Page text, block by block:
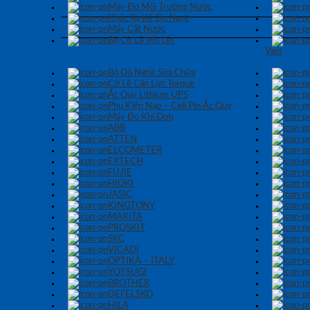
Máy Đo Môi Trường Nước
Khúc Xạ Kế Đo Ngọt
Máy Cất Nước
Bộ Cờ Lê Mỏ Lết
Vam
Bộ Đồ Nghề Sửa Chữa
Cờ Lê Cân Lực Torque
Ắc Quy Lithium UPS
Phụ Kiện Nạp – Cell Pin Ắc Quy
Máy Đo Khí Đơn
ABB
ATTEN
ELCOMETER
EXTECH
FUJIE
HIOKI
JASIC
KINGTONY
MAKITA
PROSKIT
SKC
VICADI
OPTIKA – ITALY
YOTSUGI
BROTHER
DEFELSKO
HILA